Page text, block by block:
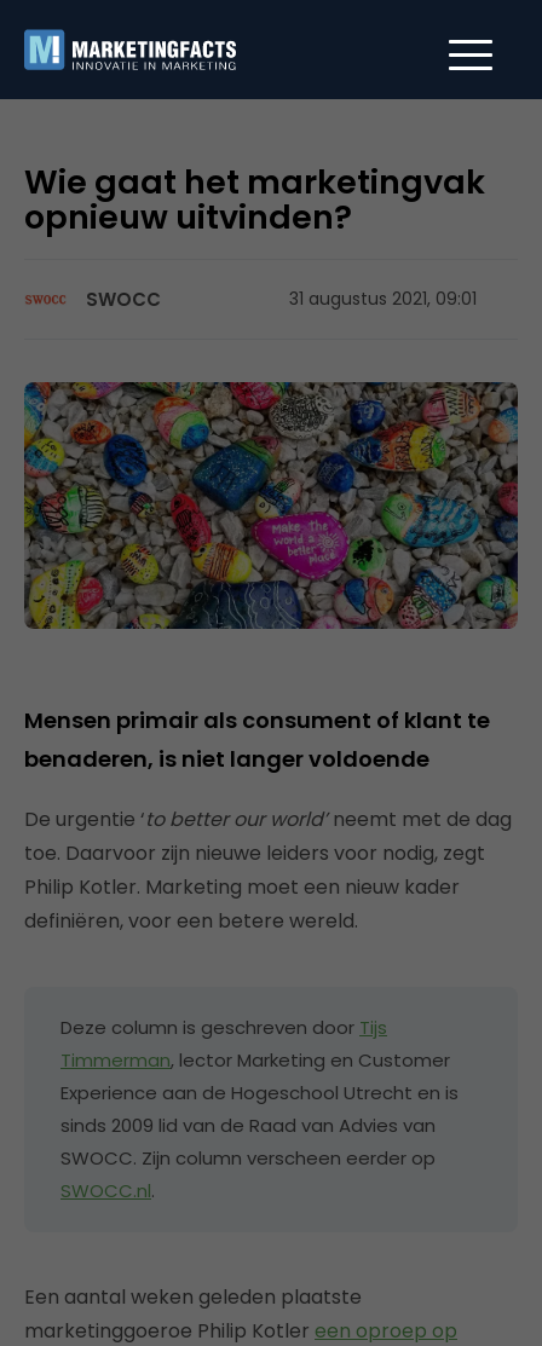
Wie gaat het marketingvak
opnieuw uitvinden?
SWOCC 31 augustus 2021, 09:01
Mensen primair als consument of klant te
benaderen, is niet langer voldoende
De urgentie ‘to better our world’neemt met de dag
toe. Daarvoor zijn nieuwe leiders voor nodig, zegt
Philip Kotler. Marketing moet een nieuw kader
definiëren, voor een betere wereld.
Deze column is geschreven door Tijs
Timmerman, lector Marketing en Customer
Experience aan de Hogeschool Utrecht en is
sinds 2009 lid van de Raad van Advies van
SWOCC. Zijn column verscheen eerder op
SWOCC.nl.
Een aantal weken geleden plaatste
marketinggoeroe Philip Kotler een oproep op